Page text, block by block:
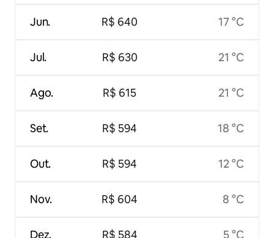
Jun.
Jul.
Ago.
Set.
Out.
Nov.
Dez.
R$ 640
R$ 630
R$ 615
R$ 594
R$ 594
R$ 604
R$ 584
17 °C
21 °C
21 °C
18 °C
12 °C
8 °C
5 °C